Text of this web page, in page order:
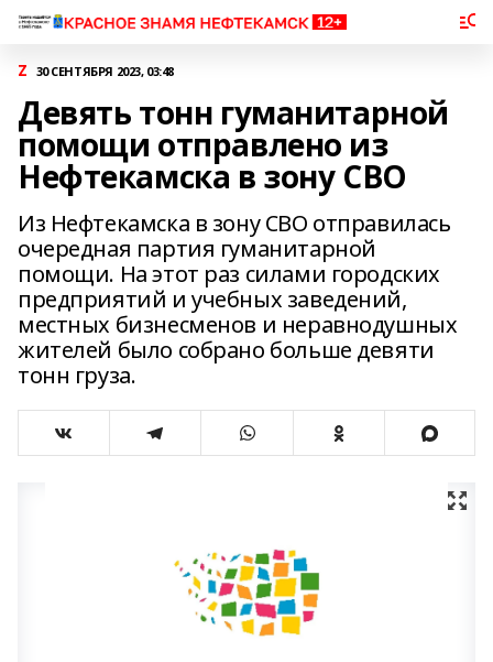
Z 30 СЕНТЯБРЯ 2023, 03:48
Девять тонн гуманитарной
помощи отправлено из
Нефтекамска в зону СВО
Из Нефтекамска в зону СВО отправилась
очередная партия гуманитарной
помощи. На этот раз силами городских
предприятий и учебных заведений,
местных бизнесменов и неравнодушных
жителей было собрано больше девяти
тонн груза.